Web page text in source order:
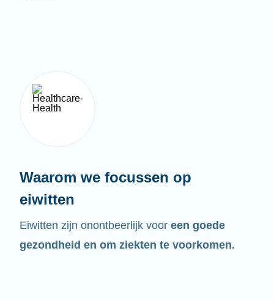
Waarom we focussen op
eiwitten
Eiwitten zijn onontbeerlijk voor een goede
gezondheid en om ziekten te voorkomen.